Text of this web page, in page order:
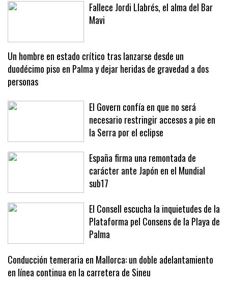
Fallece Jordi Llabrés, el alma del Bar
Mavi
Un hombre en estado crítico tras lanzarse desde un
duodécimo piso en Palma y dejar heridas de gravedad a dos
personas
El Govern confía en que no será
necesario restringir accesos a pie en
la Serra por el eclipse
España firma una remontada de
carácter ante Japón en el Mundial
sub17
El Consell escucha la inquietudes de la
Plataforma pel Consens de la Playa de
Palma
Conducción temeraria en Mallorca: un doble adelantamiento
en línea continua en la carretera de Sineu